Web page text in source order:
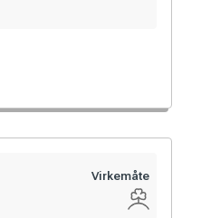
Virkemåte